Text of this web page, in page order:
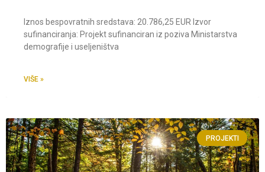
Iznos bespovratnih sredstava: 20.786,25 EUR Izvor
sufinanciranja: Projekt sufinanciran iz poziva Ministarstva
demografije i useljeništva
VIŠE »
PROJEKTI